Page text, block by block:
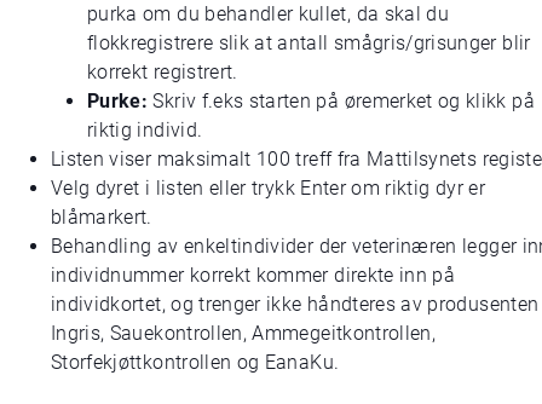
purka om du behandler kullet, da skal du
flokkregistrere slik at antall smågris/grisunger blir
korrekt registrert.
Purke:Skriv f.eks starten på øremerket og klikk på
riktig individ.
Listen viser maksimalt 100 treff fra Mattilsynets
Velg dyret i listen eller trykk Enter om riktig dyr er
blåmarkert.
Behandling av enkeltindivider der veterinæren legger
individnummer korrekt kommer direkte inn på
individkortet, og trenger ikke håndteres av
Ingris, Sauekontrollen, Ammegeitkontrollen,
Storfekjøttkontrollen og EanaKu.